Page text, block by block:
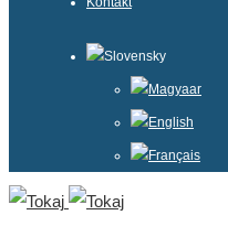
Slovensky
Magyaar
English
Français